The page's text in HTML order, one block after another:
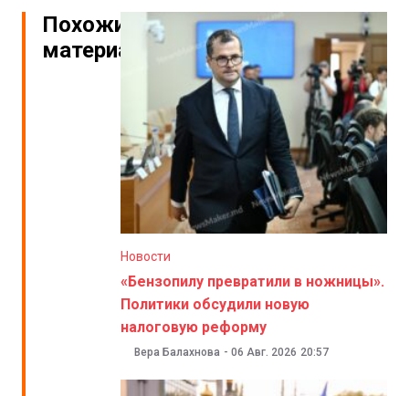
Похожие
материалы
Новости
«Бензопилу превратили в ножницы».
Политики обсудили новую
налоговую реформу
Вера Балахнова - 06 Авг. 2026 20:57